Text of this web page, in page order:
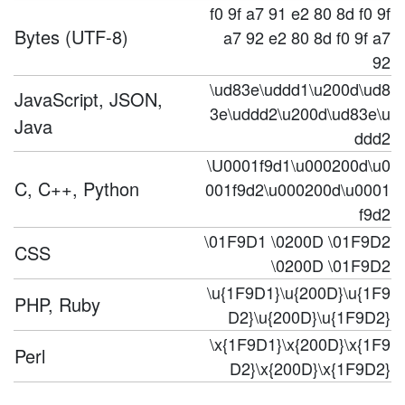
Bytes (UTF-8)
f0 9f a7 91 e2 80 8d f0 9f
a7 92 e2 80 8d f0 9f a7
92
JavaScript, JSON,
Java
\ud83e\uddd1\u200d\ud8
3e\uddd2\u200d\ud83e\u
ddd2
C, C++, Python
\U0001f9d1\u000200d\u0
001f9d2\u000200d\u0001
f9d2
CSS
\01F9D1 \0200D \01F9D2
\0200D \01F9D2
PHP, Ruby
\u{1F9D1}\u{200D}\u{1F9
D2}\u{200D}\u{1F9D2}
Perl
\x{1F9D1}\x{200D}\x{1F9
D2}\x{200D}\x{1F9D2}